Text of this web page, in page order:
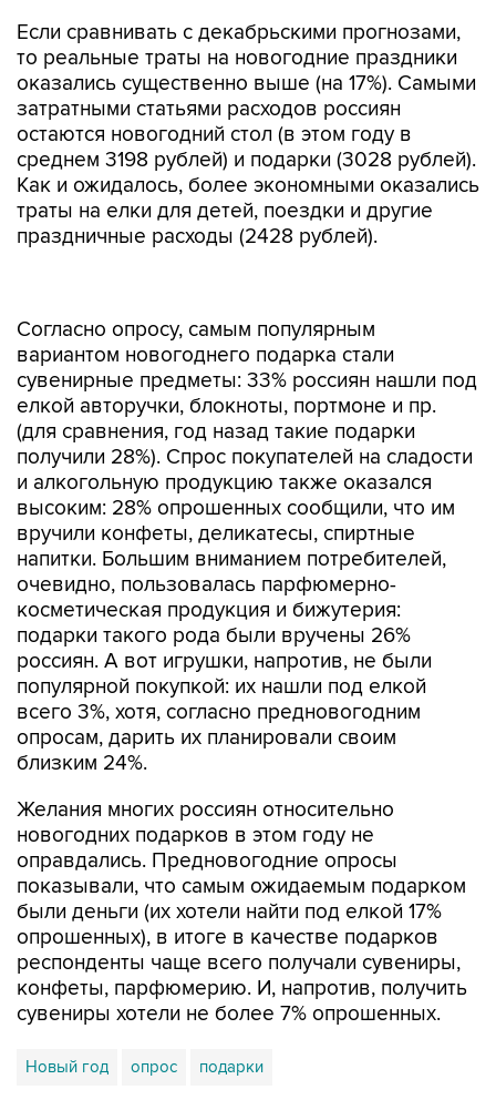
Если сравнивать с декабрьскими прогнозами,
то реальные траты на новогодние праздники
оказались существенно выше (на 17%). Самыми
затратными статьями расходов россиян
остаются новогодний стол (в этом году в
среднем 3198 рублей) и подарки (3028 рублей).
Как и ожидалось, более экономными оказались
траты на елки для детей, поездки и другие
праздничные расходы (2428 рублей).
сувенирные предметы: 33% россиян нашли под
елкой авторучки, блокноты, портмоне и пр.
(для сравнения, год назад такие подарки
получили 28%). Спрос покупателей на сладости
и алкогольную продукцию также оказался
высоким: 28% опрошенных сообщили, что им
вручили конфеты, деликатесы, спиртные
напитки. Большим вниманием потребителей,
очевидно, пользовалась парфюмерно-
косметическая продукция и бижутерия:
подарки такого рода были вручены 26%
россиян. А вот игрушки, напротив, не были
популярной покупкой: их нашли под елкой
всего 3%, хотя, согласно предновогодним
опросам, дарить их планировали своим
близким 24%.
Желания многих россиян относительно
оправдались. Предновогодние опросы
показывали, что самым ожидаемым подарком
были деньги (их хотели найти под елкой 17%
опрошенных), в итоге в качестве подарков
респонденты чаще всего получали сувениры,
конфеты, парфюмерию. И, напротив, получить
сувениры хотели не более 7% опрошенных.
Новый год опрос подарки